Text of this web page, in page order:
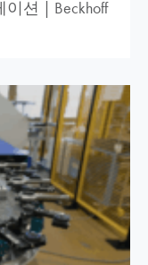
션 | Beckhoff